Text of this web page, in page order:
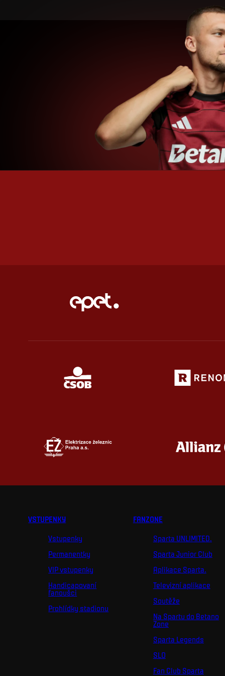
VSTUPENKY
Vstupenky
Permanentky
VIP vstupenky
Handicapovaní
fanoušci
Prohlídky stadionu
FANZONE
Sparta UNLIMITED.
Sparta Junior Club
Aplikace Sparta.
Televizní aplikace
Soutěže
Na Spartu do Betano
Zone
Sparta Legends
SLO
Fan Club Sparta